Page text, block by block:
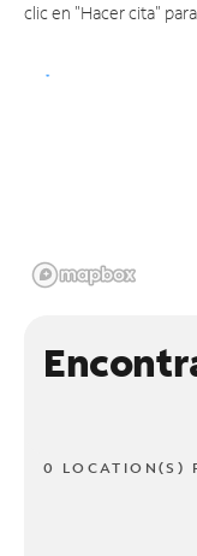
clic en "Hacer cita"
0 LOCATION(S)